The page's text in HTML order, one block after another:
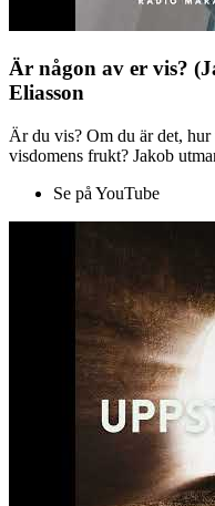
Är någon av er vis?
Eliasson
Är du vis? Om du är det,
visdomens frukt? Jakob
Se på YouTube